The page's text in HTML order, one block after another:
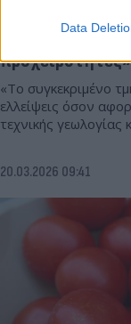
Data
Κλειστό το
προχειρότητες»
«Το συγκεκριμένο
ελλείψεις όσον
τεχνικής
20.03.2026 09:41